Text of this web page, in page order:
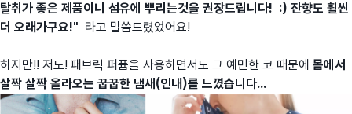
탈취가 좋은 제품이니 섬유에 뿌리는것을 권장드립니다! :) 잔향도 훨씬
더 오래가구요!" 라고 말씀드렸었어요!
하지만!! 저도! 패브릭 퍼퓸을 사용하면서도 그 예민한 코 때문에 몸에서
살짝 살짝 올라오는 꿉꿉한 냄새(인내)를 느꼈습니다...